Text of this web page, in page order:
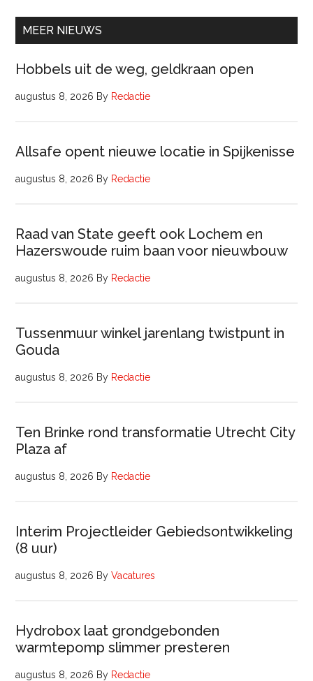
MEER NIEUWS
Hobbels uit de weg, geldkraan open
augustus 8, 2026 By Redactie
Allsafe opent nieuwe locatie in Spijkenisse
augustus 8, 2026 By Redactie
Raad van State geeft ook Lochem en
Hazerswoude ruim baan voor nieuwbouw
augustus 8, 2026 By Redactie
Tussenmuur winkel jarenlang twistpunt in
Gouda
augustus 8, 2026 By Redactie
Ten Brinke rond transformatie Utrecht City
Plaza af
augustus 8, 2026 By Redactie
Interim Projectleider Gebiedsontwikkeling
(8 uur)
augustus 8, 2026 ByVacatures
Hydrobox laat grondgebonden
warmtepomp slimmer presteren
augustus 8, 2026 By Redactie